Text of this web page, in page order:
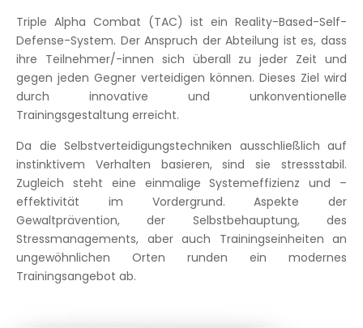
Triple Alpha Combat (TAC) ist ein Reality-Based-Self-
Defense-System. Der Anspruch der Abteilung ist es, dass
ihre Teilnehmer/-innen sich überall zu jeder Zeit und
gegen jeden Gegner verteidigen können. Dieses Ziel wird
durch innovative und unkonventionelle
Trainingsgestaltung erreicht.
Da die Selbstverteidigungstechniken ausschließlich auf
instinktivem Verhalten basieren, sind sie stressstabil.
Zugleich steht eine einmalige Systemeffizienz und –
effektivität im Vordergrund. Aspekte der
Gewaltprävention, der Selbstbehauptung, des
Stressmanagements, aber auch Trainingseinheiten an
ungewöhnlichen Orten runden ein modernes
Trainingsangebot ab.